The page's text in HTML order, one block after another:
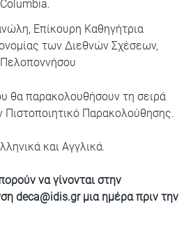
Επίκουρη Καθηγήτρια
των Διεθνών Σχέσεων,
θα παρακολουθήσουν τη σειρά
Παρακολούθησης.
και Αγγλικά.
να γίνονται στην
deca@idis.grμια ημέρα πριν την